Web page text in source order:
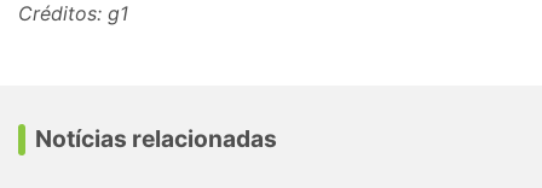
Créditos: g1
Notícias relacionadas